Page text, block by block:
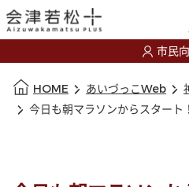
市民
HOME あいづっこWeb
今日も朝マラソンからスタート！